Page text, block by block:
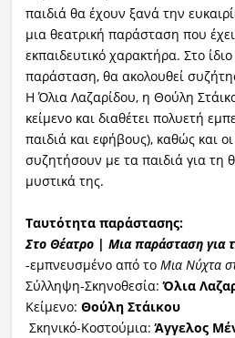
παιδιά θα έχουν ξανά την
μια θεατρική παράσταση που
εκπαιδευτικό χαρακτήρα. Στο
παράσταση, θα ακολουθεί
Η Όλια Λαζαρίδου, η Θούλη
κείμενο και διαθέτει πολυετή
παιδιά και εφήβους), καθώς και
συζητήσουν με τα παιδιά για τη
μυστικά της.
Ταυτότητα παράστασης:
Στο Θέατρο | Μια παράσταση για
-εμπνευσμένο από το Μια Νύχτα
Σύλληψη-Σκηνοθεσία:Όλια
Κείμενο: ΘούληΣτάικου
Σκηνικό-Κοστούμια:Άγγελος